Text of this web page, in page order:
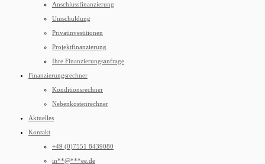
Anschlussfinanzierung
Umschuldung
Privatinvestitionen
Projektfinanzierung
Ihre Finanzierungsanfrage
Finanzierungsrechner
Konditionsrechner
Nebenkostenrechner
Aktuelles
Kontakt
+49 (0)7551 8439080
in**@***ee.de